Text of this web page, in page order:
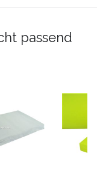
passend